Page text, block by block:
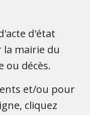
d'état
la mairie du
ou décès.
et/ou pour
cliquez